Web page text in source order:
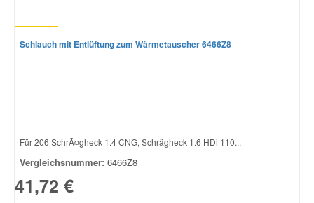
Schlauch mit Entlüftung zum Wärmetauscher 6466Z8
Für 206 SchrÃ¤gheck 1.4 CNG, Schrägheck 1.6 HDi 110...
Vergleichsnummer: 6466Z8
41,72 €